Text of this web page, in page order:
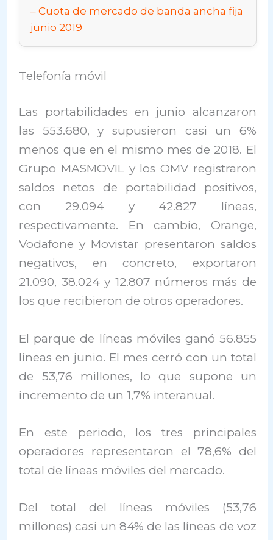
Cuota de mercado de banda ancha fija
junio 2019
Telefonía móvil
Las portabilidades en junio alcanzaron
las 553.680, y supusieron casi un 6%
menos que en el mismo mes de 2018. El
Grupo MASMOVIL y los OMV registraron
saldos netos de portabilidad positivos,
con 29.094 y 42.827 líneas,
respectivamente. En cambio, Orange,
Vodafone y Movistar presentaron saldos
negativos, en concreto, exportaron
21.090, 38.024 y 12.807 números más de
los que recibieron de otros operadores.
El parque de líneas móviles ganó 56.855
líneas en junio. El mes cerró con un total
de 53,76 millones, lo que supone un
incremento de un 1,7% interanual.
En este periodo, los tres principales
operadores representaron el 78,6% del
total de líneas móviles del mercado.
Del total del líneas móviles (53,76
millones) casi un 84% de las líneas de voz